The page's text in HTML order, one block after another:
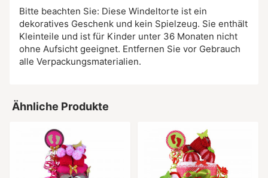
Bitte beachten Sie: Diese Windeltorte ist ein
dekoratives Geschenk und kein Spielzeug. Sie enthält
Kleinteile und ist für Kinder unter 36 Monaten nicht
ohne Aufsicht geeignet. Entfernen Sie vor Gebrauch
alle Verpackungsmaterialien.
Ähnliche Produkte